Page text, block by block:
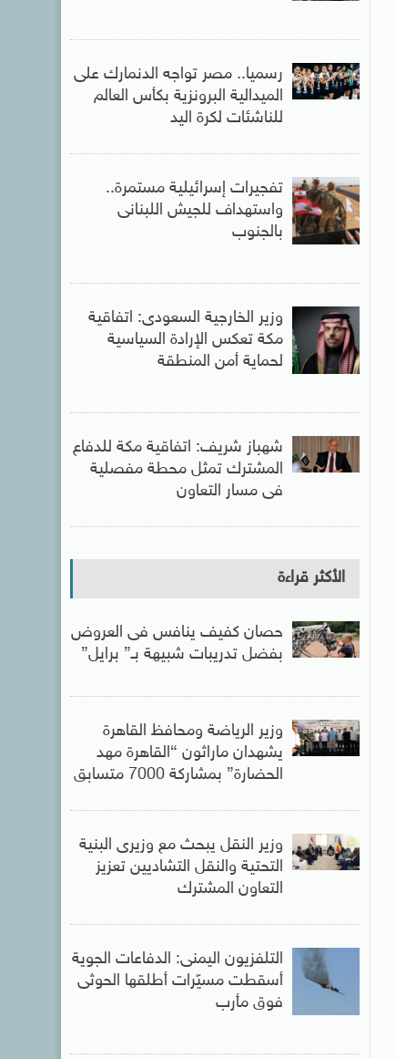
رسميا.. مصر تواجه الدنمارك على
الميدالية البرونزية بكأس العالم
للناشئات لكرة اليد
تفجيرات إسرائيلية مستمرة..
واستهداف للجيش اللبنانى
بالجنوب
وزير الخارجية السعودى: اتفاقية
مكة تعكس الإرادة السياسية
لحماية أمن المنطقة
شهباز شريف: اتفاقية مكة للدفاع
المشترك تمثل محطة مفصلية
فى مسار التعاون
الأكثر قراءة
حصان كفيف ينافس فى العروض
بفضل تدريبات شبيهة بـ” برايل”
وزير الرياضة ومحافظ القاهرة
يشهدان ماراثون “القاهرة مهد
الحضارة” بمشاركة 7000 متسابق
وزير النقل يبحث مع وزيرى البنية
التحتية والنقل التشاديين تعزيز
التعاون المشترك
التلفزيون اليمنى: الدفاعات الجوية
أسقطت مسيّرات أطلقها الحوثى
فوق مأرب